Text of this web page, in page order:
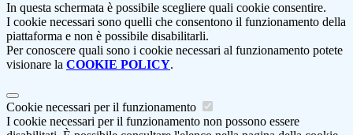
In questa schermata è possibile scegliere quali cookie consentire.
I cookie necessari sono quelli che consentono il funzionamento della
piattaforma e non è possibile disabilitarli.
Per conoscere quali sono i cookie necessari al funzionamento potete
visionare la COOKIE POLICY.
Cookie necessari per il funzionamento
I cookie necessari per il funzionamento non possono essere